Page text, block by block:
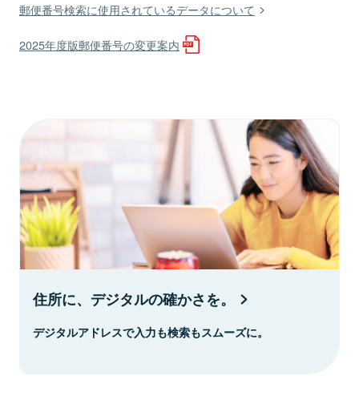
郵便番号検索に使用されているデータについて
2025年度版郵便番号の変更案内
住所に、デジタルの確かさを。
デジタルアドレスで入力も検索もスムーズに。